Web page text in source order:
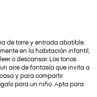
de torre y entrada abatible.
en la habitación infantil,
o descansar. Los tonos
aire de fantasía que invita a
y para compartir
para un niño. Apta para